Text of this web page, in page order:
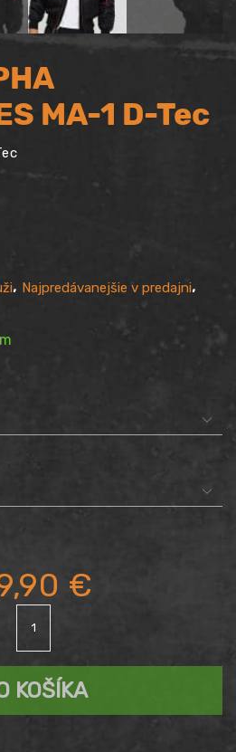
MA-1 D-Tec
, Najpredávanejšie v predajni,
€
Bunda
INDUSTRIES
KOŠÍKA